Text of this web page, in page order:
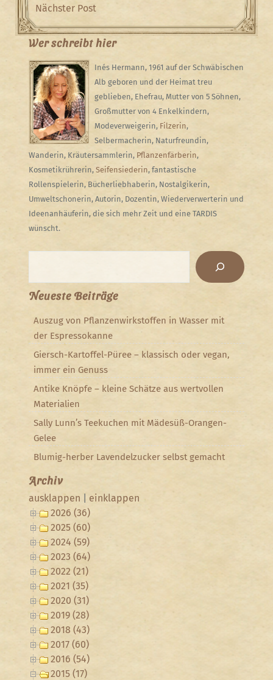
Post
Next
Post
Nächster Post
Wer schreibt hier
Inés Hermann, 1961 auf der Schwäbischen
Alb geboren und der Heimat treu
geblieben, Ehefrau, Mutter von 5 Söhnen,
Großmutter von 4 Enkelkindern,
Modeverweigerin, Filzerin,
Selbermacherin, Naturfreundin,
Wanderin, Kräutersammlerin, Pflanzenfärberin,
Kosmetikrührerin, Seifensiederin, fantastische
Rollenspielerin, Bücherliebhaberin, Nostalgikerin,
Umweltschonerin, Autorin, Dozentin, Wiederverwerterin und
Ideenanhäuferin, die sich mehr Zeit und eine TARDIS
wünscht.
Neueste Beiträge
Auszug von Pflanzenwirkstoffen in Wasser mit
der Espressokanne
Giersch-Kartoffel-Püree – klassisch oder vegan,
immer ein Genuss
Antike Knöpfe – kleine Schätze aus wertvollen
Materialien
Sally Lunn’s Teekuchen mit Mädesüß-Orangen-
Gelee
Blumig-herber Lavendelzucker selbst gemacht
Archiv
ausklappen
einklappen
2026 (36)
2025 (60)
2024 (59)
2023 (64)
2022 (21)
2021 (35)
2020 (31)
2019 (28)
2018 (43)
2017 (60)
2016 (54)
2015 (17)